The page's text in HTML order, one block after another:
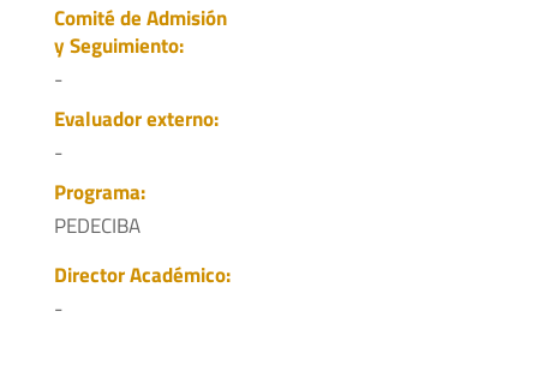
Comité de Admisión
y Seguimiento:
-
Evaluador externo:
-
Programa:
PEDECIBA
Director Académico:
-